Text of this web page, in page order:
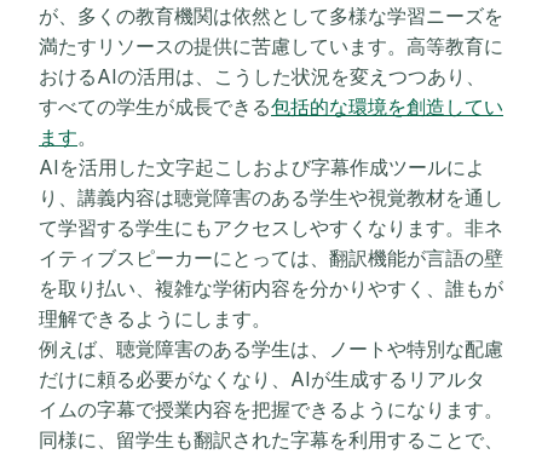
が、多くの教育機関は依然として多様な学習ニーズを
満たすリソースの提供に苦慮しています。高等教育に
おけるAIの活用は、こうした状況を変えつつあり、
すべての学生が成長できる包括的な環境を創造してい
ます。
AIを活用した文字起こしおよび字幕作成ツールによ
り、講義内容は聴覚障害のある学生や視覚教材を通し
て学習する学生にもアクセスしやすくなります。非ネ
イティブスピーカーにとっては、翻訳機能が言語の壁
を取り払い、複雑な学術内容を分かりやすく、誰もが
理解できるようにします。
例えば、聴覚障害のある学生は、ノートや特別な配慮
だけに頼る必要がなくなり、AIが生成するリアルタ
イムの字幕で授業内容を把握できるようになります。
同様に、留学生も翻訳された字幕を利用することで、